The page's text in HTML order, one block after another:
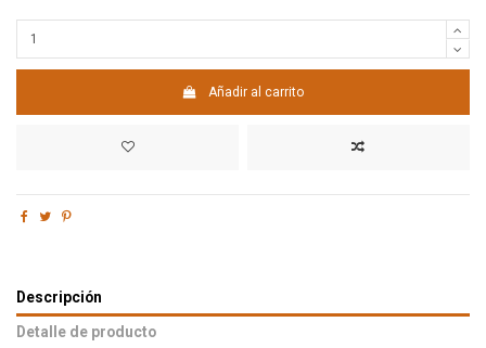
Añadir al carrito
Descripción
Detalle de producto